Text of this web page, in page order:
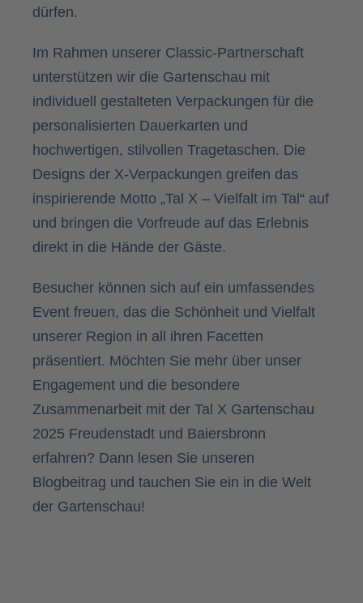
dürfen.
Im Rahmen unserer Classic-Partnerschaft
unterstützen wir die Gartenschau mit
individuell gestalteten Verpackungen für die
personalisierten Dauerkarten und
hochwertigen, stilvollen Tragetaschen. Die
Designs der X-Verpackungen greifen das
inspirierende Motto „Tal X – Vielfalt im Tal“ auf
und bringen die Vorfreude auf das Erlebnis
direkt in die Hände der Gäste.
Besucher können sich auf ein umfassendes
Event freuen, das die Schönheit und Vielfalt
unserer Region in all ihren Facetten
präsentiert. Möchten Sie mehr über unser
Engagement und die besondere
Zusammenarbeit mit der Tal X Gartenschau
2025 Freudenstadt und Baiersbronn
erfahren? Dann lesen Sie unseren
Blogbeitrag und tauchen Sie ein in die Welt
der Gartenschau!